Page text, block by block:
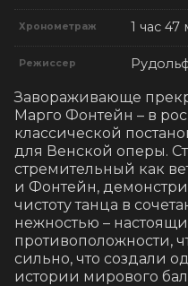
Хронометраж 1 час 47
Режиссер
Завораживающе
Марго Фонтейн – в
классической
для Венской оперы.
стремительный как
и Фонтейн,
чистоту танца в
нежностью –
противоположности,
сильно, что создали
истории мирового